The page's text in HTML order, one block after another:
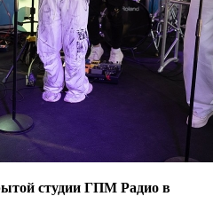
студии ГПМ Радио в